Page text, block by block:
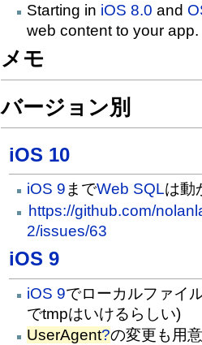
Starting in iOS 8.0 and
web content to your
メモ
バージョン別
iOS 10
iOS 9までWeb SQLは動
https://github.com/
2/issues/63
iOS 9
iOS 9でローカルファイ
でtmpはいけるらしい)
UserAgent?の変更も用